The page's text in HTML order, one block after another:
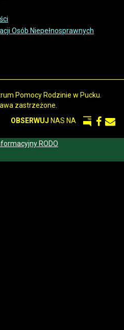
Osób Niepełnosprawnych
Pomocy Rodzinie w Pucku.
zastrzeżone.
OBSERWUJ NAS NA
RODO